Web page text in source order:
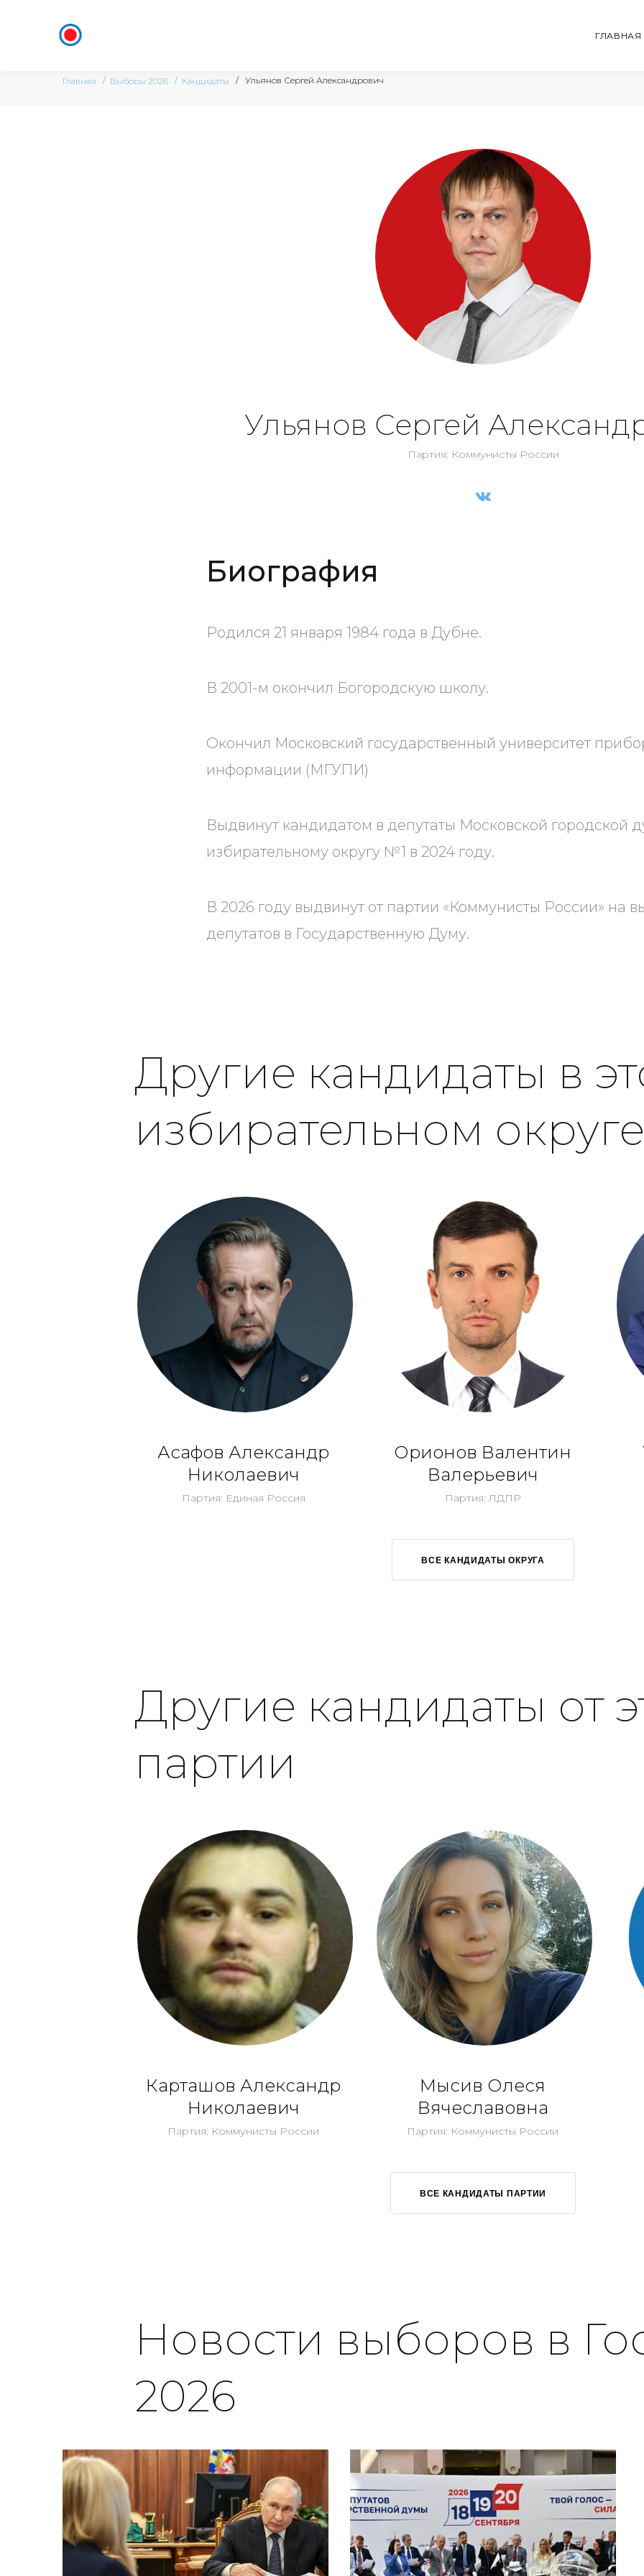
ГЛАВНАЯ
Главная Выборы 2026 Кандидаты Ульянов Сергей Александрович
Ульянов Сергей
Партия: Коммунисты России
Биография
Родился 21 января 1984 года в Дубне.
В 2001-м окончил Богородскую школу.
Окончил Московский государственный университет
информации (МГУПИ)
Выдвинут кандидатом в депутаты Московской городской
избирательному округу №1 в 2024 году.
В 2026 году выдвинут от партии «Коммунисты России» на
депутатов в Государственную Думу.
Другие кандидаты в
избирательном округе
Асафов Александр
Николаевич
Партия: Единая Россия
Орионов Валентин
Валерьевич
Партия: ЛДПР
ВСЕ КАНДИДАТЫ ОКРУГА
Другие кандидаты от
партии
Карташов Александр
Николаевич
Партия: Коммунисты России
Мысив Олеся
Вячеславовна
Партия: Коммунисты России
ВСЕ КАНДИДАТЫ ПАРТИИ
Новости выборов в
2026